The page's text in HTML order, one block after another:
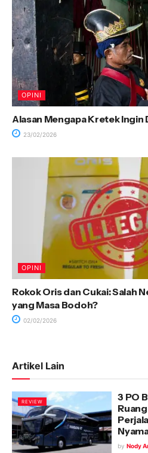
OPINI
Alasan Mengapa Kretek
23/02/2026
OPINI
Rokok Oris dan Cukai: Salah
yang Masa Bodoh?
02/02/2026
Artikel Lain
REVIEW
3 PO
by Nody